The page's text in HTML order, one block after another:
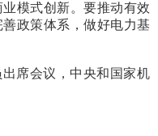
模式创新。要推动有效
政策体系，做好电力基
席会议，中央和国家机